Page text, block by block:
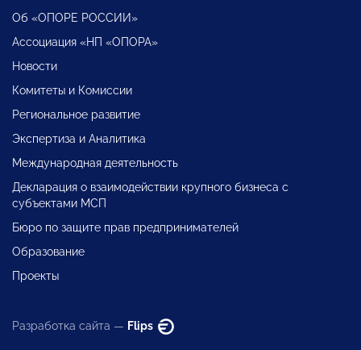
Об «ОПОРЕ РОССИИ»
Ассоциация «НП «ОПОРА»
Новости
Комитеты и Комиссии
Региональное развитие
Экспертиза и Аналитика
Международная деятельность
Декларация о взаимодействии крупного бизнеса с
субъектами МСП
Бюро по защите прав предпринимателей
Образование
Проекты
Разработка сайта — Flips